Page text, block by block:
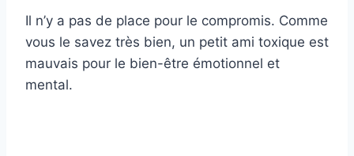
Il n’y a pas de place pour le compromis. Comme
vous le savez très bien, un petit ami toxique est
mauvais pour le bien-être émotionnel et
mental.